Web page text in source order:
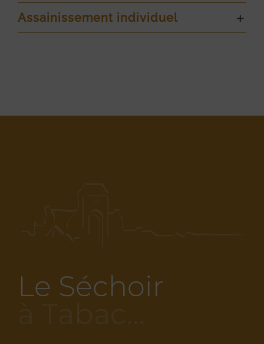
Assainissement individuel
Le Séchoir